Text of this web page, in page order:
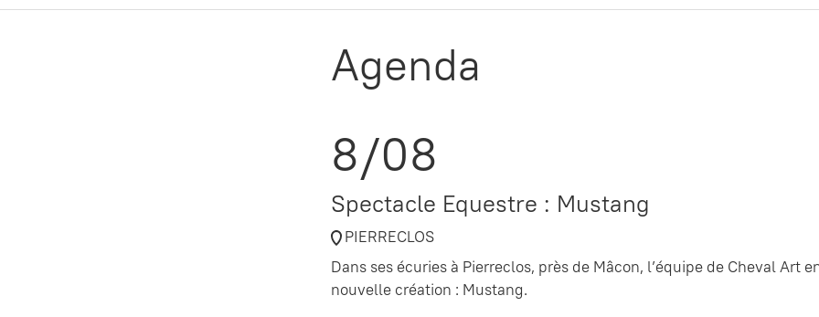
Agenda
8/08
Spectacle Equestre : Mustang
PIERRECLOS
Dans ses écuries à Pierreclos, près de Mâcon, l’équipe de Cheval Art
nouvelle création : Mustang.